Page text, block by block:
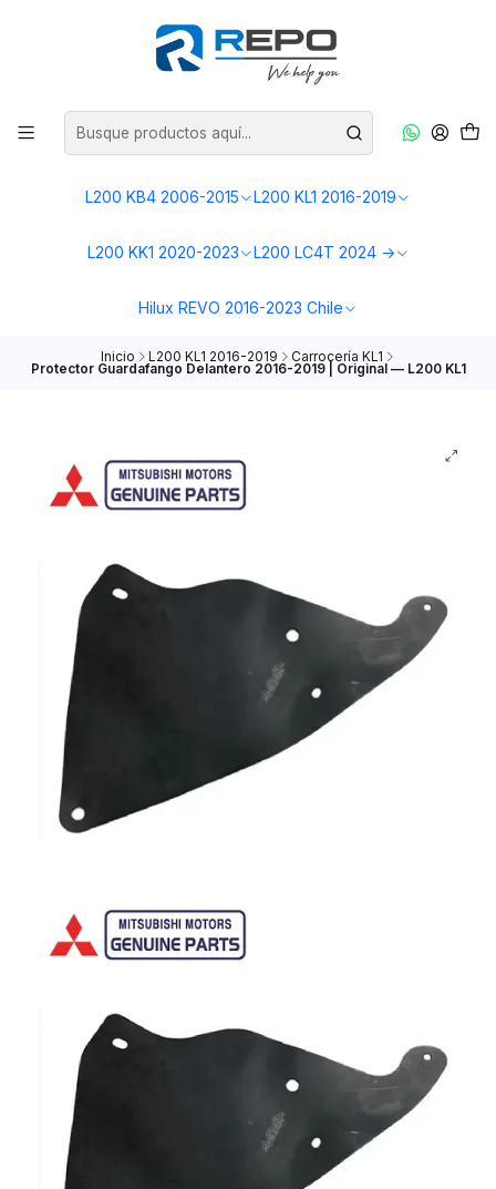
L200 KB4 2006-2015 L200 KL1 2016-2019
L200 KK1 2020-2023 L200 LC4T 2024 ->
Hilux REVO 2016-2023 Chile
Inicio L200 KL1 2016-2019 Carrocería KL1
Protector Guardafango Delantero 2016-2019 | Original — L200 KL1